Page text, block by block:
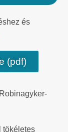
és
(pdf)
tökéletes